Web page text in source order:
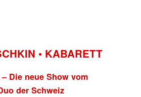
• KABARETT
– Die neue Show vom
der Schweiz